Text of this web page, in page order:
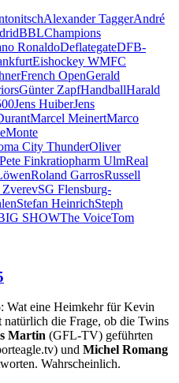
Alexander TaggerAndré
BBLChampions
RonaldoDeflategateDFB-
Eishockey WMFC
French OpenGerald
Günter ZapfHandballHarald
Jens HuiberJens
Marcel MeinertMarco
Monte
City ThunderOliver
Pete Finkratiopharm UlmReal
Roland GarrosRussell
ZverevSG Flensburg-
Stefan HeinrichSteph
SHOWThe VoiceTom
Wat eine Heimkehr für Kevin
die Frage, ob die Twins
Martin (GFL-TV) geführten
und Michel Romang
Wahrscheinlich.